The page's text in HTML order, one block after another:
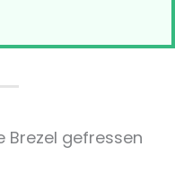
Brezel gefressen